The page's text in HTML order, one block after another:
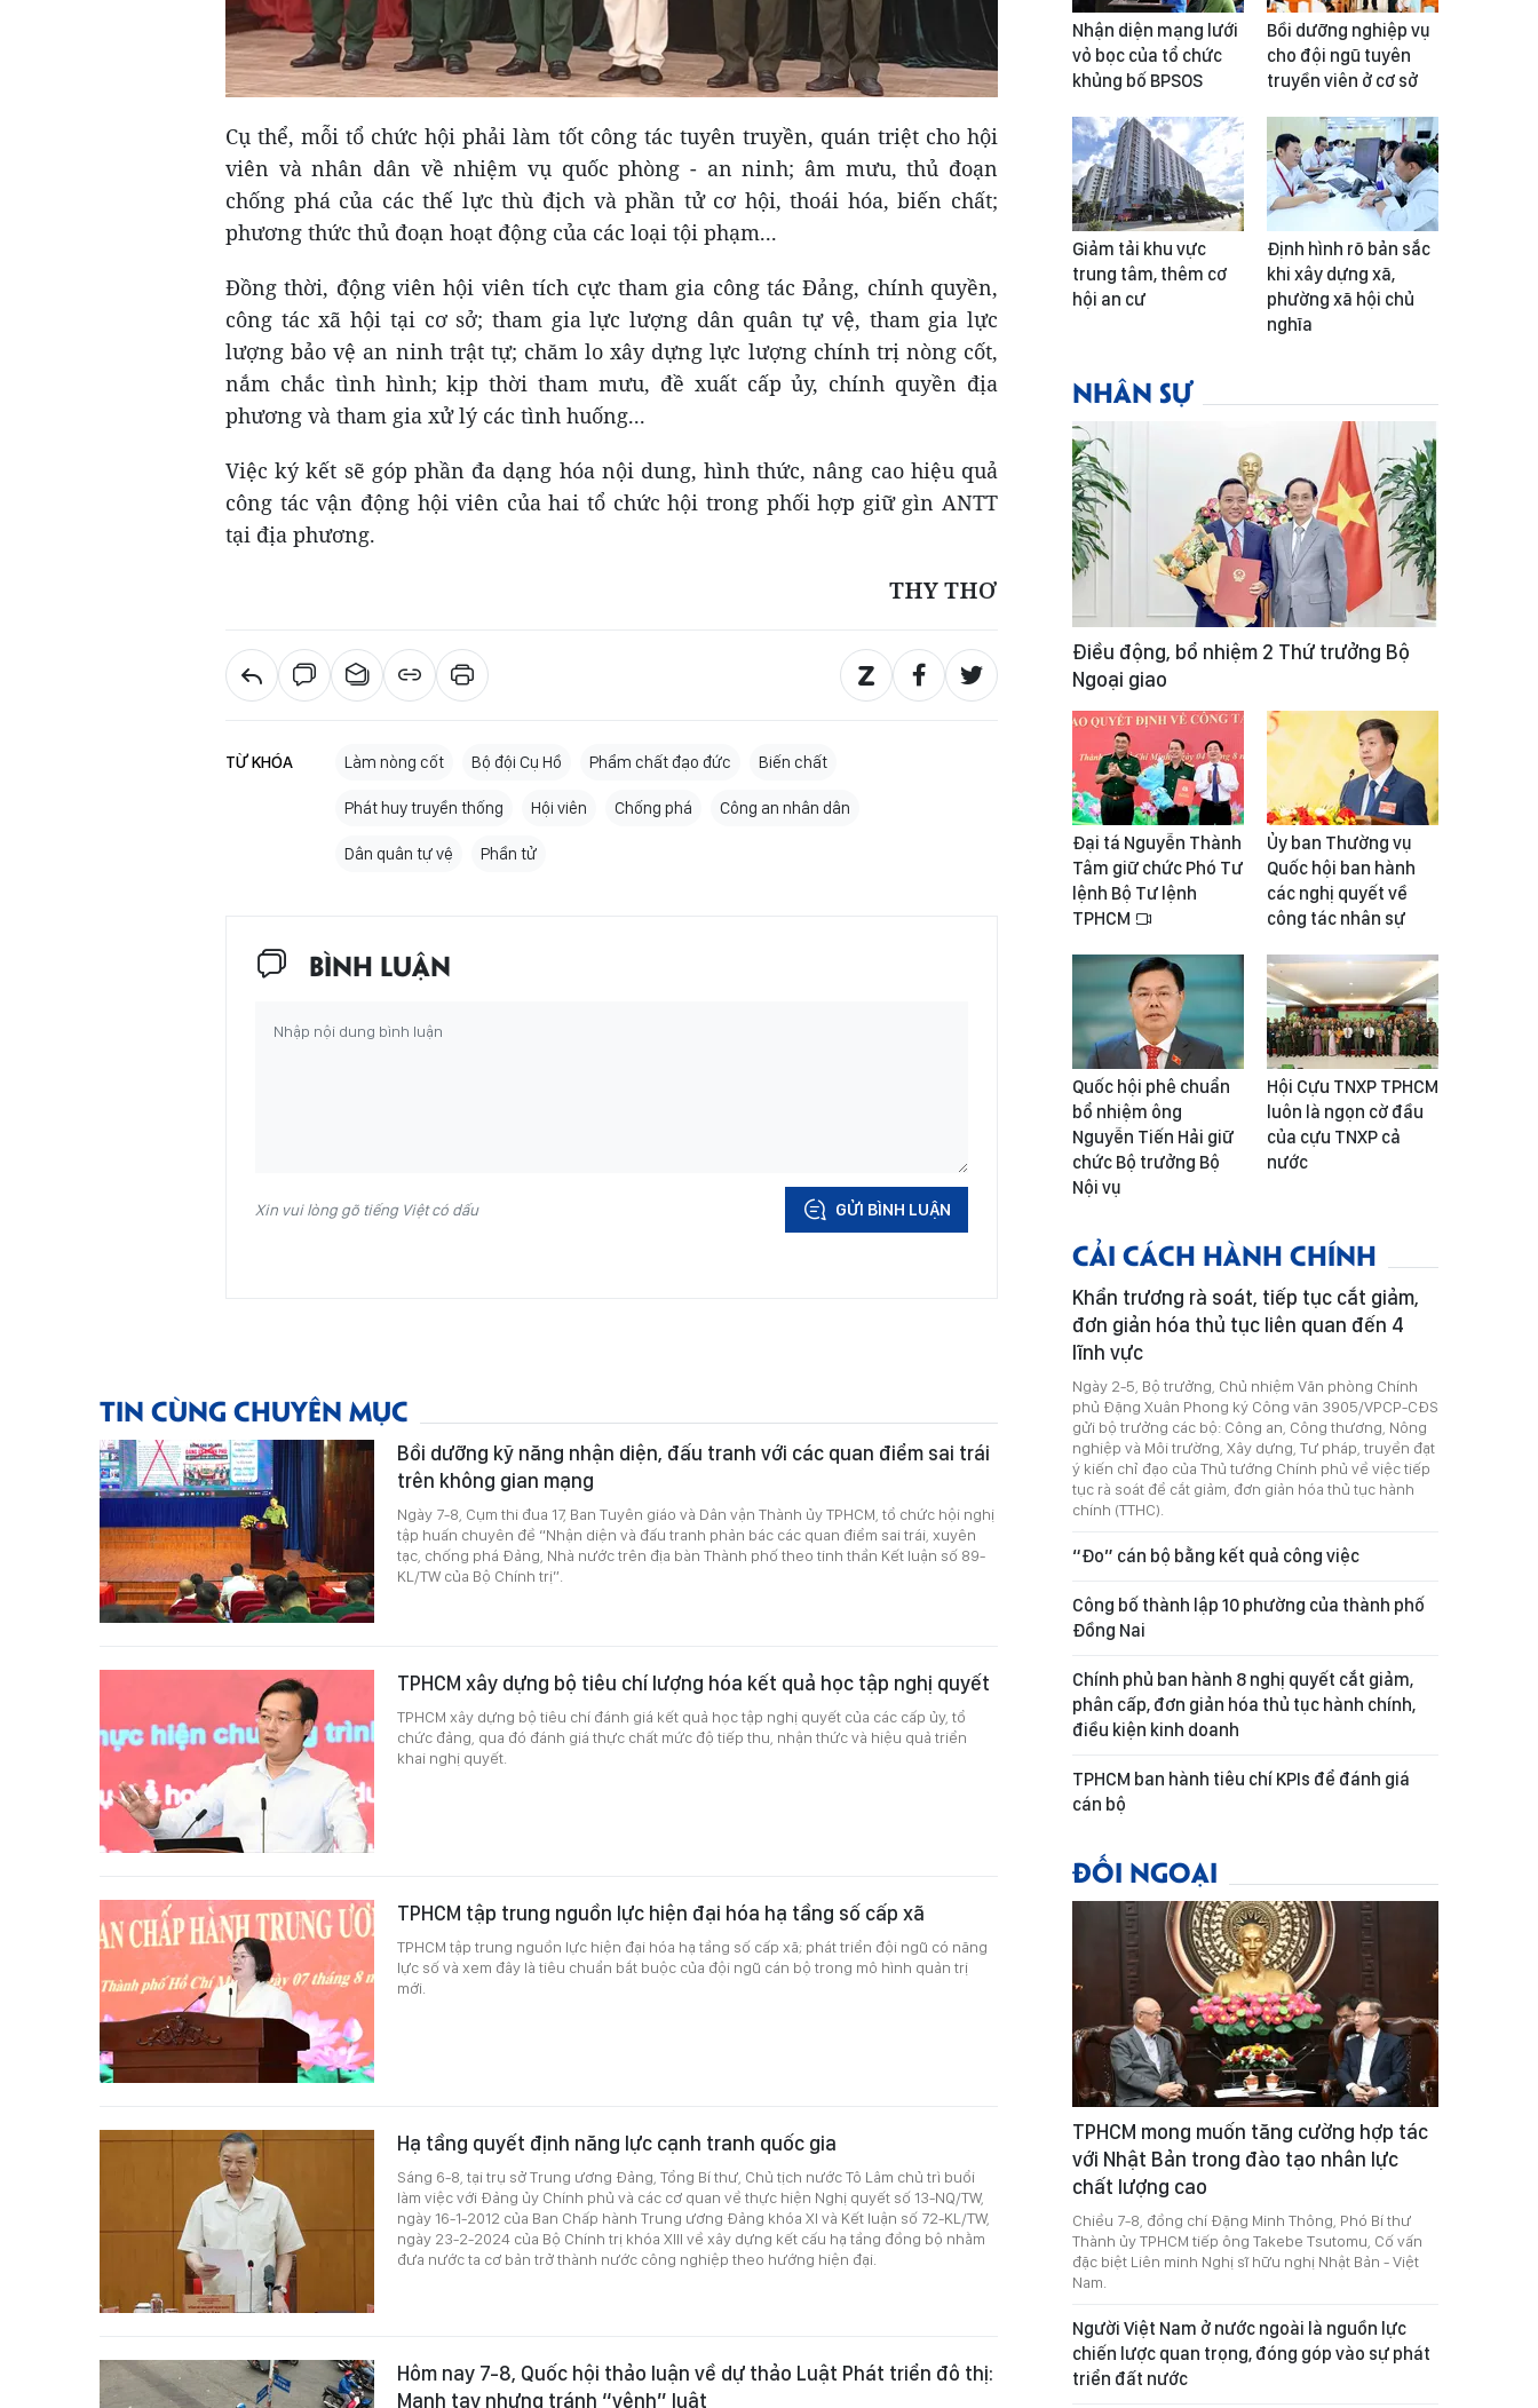
Cụ thể, mỗi tổ chức hội phải làm tốt công tác tuyên truyền, quán triệt cho hội
viên và nhân dân về nhiệm vụ quốc phòng - an ninh; âm mưu, thủ đoạn
chống phá của các thế lực thù địch và phần tử cơ hội, thoái hóa, biến chất;
phương thức thủ đoạn hoạt động của các loại tội phạm...
Đồng thời, động viên hội viên tích cực tham gia công tác Đảng, chính quyền,
công tác xã hội tại cơ sở; tham gia lực lượng dân quân tự vệ, tham gia lực
lượng bảo vệ an ninh trật tự; chăm lo xây dựng lực lượng chính trị nòng cốt,
nắm chắc tình hình; kịp thời tham mưu, đề xuất cấp ủy, chính quyền địa
phương và tham gia xử lý các tình huống...
Việc ký kết sẽ góp phần đa dạng hóa nội dung, hình thức, nâng cao hiệu quả
công tác vận động hội viên của hai tổ chức hội trong phối hợp giữ gìn ANTT
tại địa phương.
THY THƠ
TỪ KHÓA Làm nòng cốt Bộ đội Cụ Hồ Phẩm chất đạo đức Biến chất
Phát huy truyền thống Hội viên Chống phá Công an nhân dân
Dân quân tự vệ Phần tử
BÌNH LUẬN
Xin vui lòng gõ tiếng Việt có dấu GỬI BÌNH LUẬN
TIN CÙNG CHUYÊN MỤC
Bồi dưỡng kỹ năng nhận diện, đấu tranh với các quan điểm sai trái
trên không gian mạng
Ngày 7-8, Cụm thi đua 17, Ban Tuyên giáo và Dân vận Thành ủy TPHCM, tổ chức hội nghị
tập huấn chuyên đề “Nhận diện và đấu tranh phản bác các quan điểm sai trái, xuyên
tạc, chống phá Đảng, Nhà nước trên địa bàn Thành phố theo tinh thần Kết luận số 89-
KL/TW của Bộ Chính trị”.
TPHCM xây dựng bộ tiêu chí lượng hóa kết quả học tập nghị quyết
TPHCM xây dựng bộ tiêu chí đánh giá kết quả học tập nghị quyết của các cấp ủy, tổ
chức đảng, qua đó đánh giá thực chất mức độ tiếp thu, nhận thức và hiệu quả triển
khai nghị quyết.
TPHCM tập trung nguồn lực hiện đại hóa hạ tầng số cấp xã
TPHCM tập trung nguồn lực hiện đại hóa hạ tầng số cấp xã; phát triển đội ngũ có năng
lực số và xem đây là tiêu chuẩn bắt buộc của đội ngũ cán bộ trong mô hình quản trị
mới.
Hạ tầng quyết định năng lực cạnh tranh quốc gia
Sáng 6-8, tại trụ sở Trung ương Đảng, Tổng Bí thư, Chủ tịch nước Tô Lâm chủ trì buổi
làm việc với Đảng ủy Chính phủ và các cơ quan về thực hiện Nghị quyết số 13-NQ/TW,
ngày 16-1-2012 của Ban Chấp hành Trung ương Đảng khóa XI và Kết luận số 72-KL/TW,
ngày 23-2-2024 của Bộ Chính trị khóa XIII về xây dựng kết cấu hạ tầng đồng bộ nhằm
đưa nước ta cơ bản trở thành nước công nghiệp theo hướng hiện đại.
Hôm nay 7-8, Quốc hội thảo luận về dự thảo Luật Phát triển đô thị:
Mạnh tay nhưng tránh “vênh” luật
Nhận diện mạng lưới
vỏ bọc của tổ chức
khủng bố BPSOS
Bồi dưỡng nghiệp vụ
cho đội ngũ tuyên
truyền viên ở cơ sở
Giảm tải khu vực
trung tâm, thêm cơ
hội an cư
Định hình rõ bản sắc
khi xây dựng xã,
phường xã hội chủ
nghĩa
NHÂN SỰ
Điều động, bổ nhiệm 2 Thứ trưởng Bộ
Ngoại giao
Đại tá Nguyễn Thành
Tâm giữ chức Phó Tư
lệnh Bộ Tư lệnh
TPHCM
Ủy ban Thường vụ
Quốc hội ban hành
các nghị quyết về
công tác nhân sự
Quốc hội phê chuẩn
bổ nhiệm ông
Nguyễn Tiến Hải giữ
chức Bộ trưởng Bộ
Nội vụ
Hội Cựu TNXP TPHCM
luôn là ngọn cờ đầu
của cựu TNXP cả
nước
CẢI CÁCH HÀNH CHÍNH
Khẩn trương rà soát, tiếp tục cắt giảm,
đơn giản hóa thủ tục liên quan đến 4
lĩnh vực
Ngày 2-5, Bộ trưởng, Chủ nhiệm Văn phòng Chính
phủ Đặng Xuân Phong ký Công văn 3905/VPCP-CĐS
gửi bộ trưởng các bộ: Công an, Công thương, Nông
nghiệp và Môi trường, Xây dựng, Tư pháp, truyền đạt
ý kiến chỉ đạo của Thủ tướng Chính phủ về việc tiếp
tục rà soát để cắt giảm, đơn giản hóa thủ tục hành
chính (TTHC).
“Đo” cán bộ bằng kết quả công việc
Công bố thành lập 10 phường của thành phố
Đồng Nai
Chính phủ ban hành 8 nghị quyết cắt giảm,
phân cấp, đơn giản hóa thủ tục hành chính,
điều kiện kinh doanh
TPHCM ban hành tiêu chí KPIs để đánh giá
cán bộ
ĐỐI NGOẠI
TPHCM mong muốn tăng cường hợp tác
với Nhật Bản trong đào tạo nhân lực
chất lượng cao
Chiều 7-8, đồng chí Đặng Minh Thông, Phó Bí thư
Thành ủy TPHCM tiếp ông Takebe Tsutomu, Cố vấn
đặc biệt Liên minh Nghị sĩ hữu nghị Nhật Bản - Việt
Nam.
Người Việt Nam ở nước ngoài là nguồn lực
chiến lược quan trọng, đóng góp vào sự phát
triển đất nước